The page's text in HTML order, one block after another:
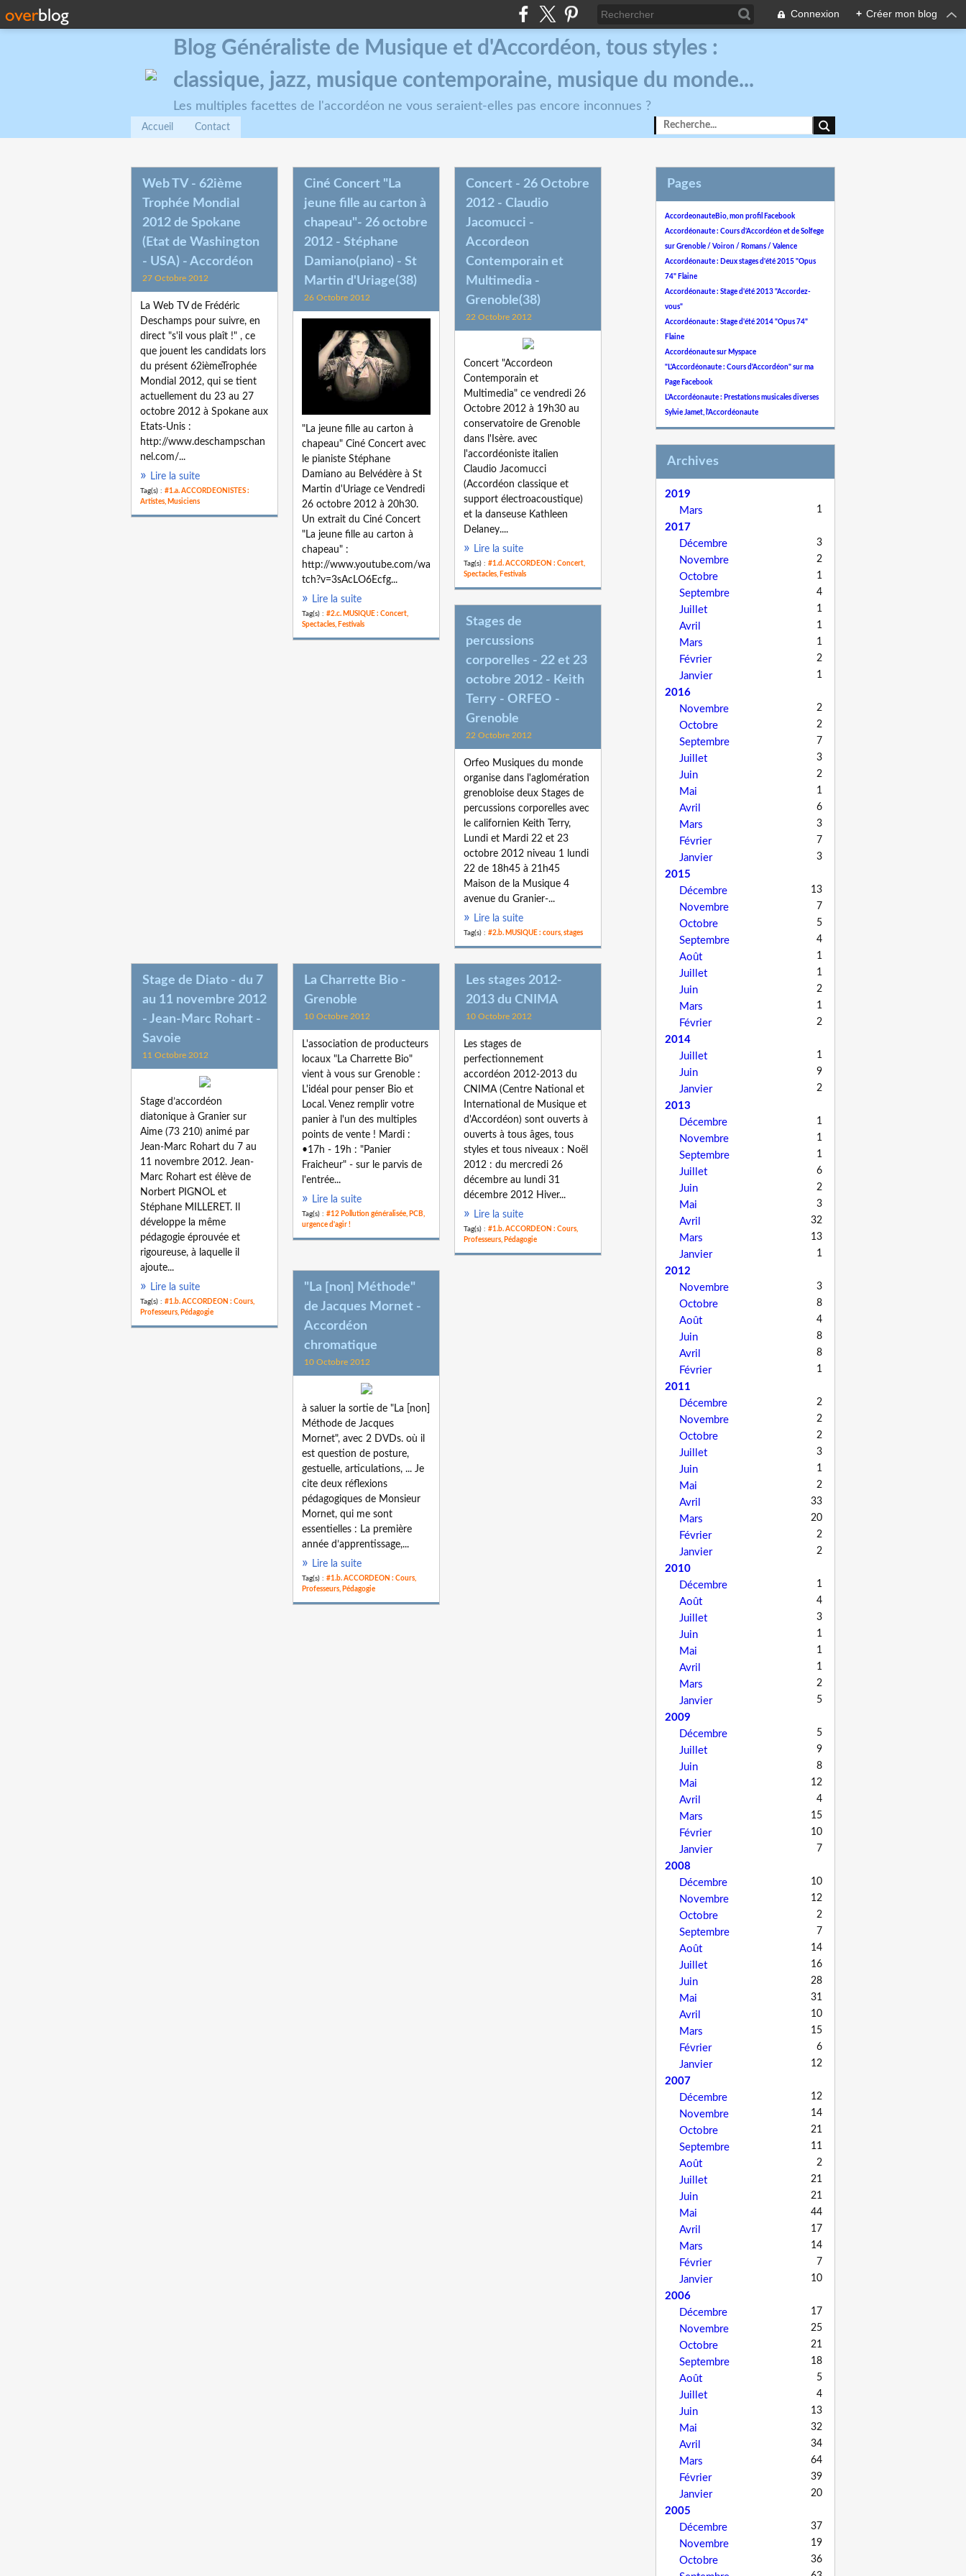
Connexion + Créer mon blog
Blog Généraliste de Musique et d'Accordéon, tous styles :
classique, jazz, musique contemporaine, musique du monde...
Les multiples facettes de l'accordéon ne vous seraient-elles pas encore inconnues ?
Accueil Contact
Web TV - 62ième
Trophée Mondial
2012 de Spokane
(Etat de Washington
- USA) - Accordéon
27 Octobre 2012
La Web TV de Frédéric
Deschamps pour suivre, en
direct "s'il vous plaît !" , ce
que jouent les candidats lors
du présent 62ièmeTrophée
Mondial 2012, qui se tient
actuellement du 23 au 27
octobre 2012 à Spokane aux
Etats-Unis :
http://www.deschampschan
nel.com/...
Lire la suite
Tag(s) : #1.a. ACCORDEONISTES :
Artistes, Musiciens
Ciné Concert "La
jeune fille au carton à
chapeau"- 26 octobre
2012 - Stéphane
Damiano(piano) - St
Martin d'Uriage(38)
26 Octobre 2012
"La jeune fille au carton à
chapeau" Ciné Concert avec
le pianiste Stéphane
Damiano au Belvédère à St
Martin d'Uriage ce Vendredi
26 octobre 2012 à 20h30.
Un extrait du Ciné Concert
"La jeune fille au carton à
chapeau" :
http://www.youtube.com/wa
tch?v=3sAcLO6Ecfg...
Lire la suite
Tag(s) : #2.c. MUSIQUE : Concert,
Spectacles, Festivals
Concert - 26 Octobre
2012 - Claudio
Jacomucci -
Accordeon
Contemporain et
Multimedia -
Grenoble(38)
22 Octobre 2012
Concert "Accordeon
Contemporain et
Multimedia" ce vendredi 26
Octobre 2012 à 19h30 au
conservatoire de Grenoble
dans l'Isère. avec
l'accordéoniste italien
Claudio Jacomucci
(Accordéon classique et
support électroacoustique)
et la danseuse Kathleen
Delaney....
Lire la suite
Tag(s) : #1.d. ACCORDEON : Concert,
Spectacles, Festivals
Stages de
percussions
corporelles - 22 et 23
octobre 2012 - Keith
Terry - ORFEO -
Grenoble
22 Octobre 2012
Orfeo Musiques du monde
organise dans l'aglomération
grenobloise deux Stages de
percussions corporelles avec
le californien Keith Terry,
Lundi et Mardi 22 et 23
octobre 2012 niveau 1 lundi
22 de 18h45 à 21h45
Maison de la Musique 4
avenue du Granier-...
Lire la suite
Tag(s) : #2.b. MUSIQUE : cours, stages
Stage de Diato - du 7
au 11 novembre 2012
- Jean-Marc Rohart -
Savoie
11 Octobre 2012
Stage d’accordéon
diatonique à Granier sur
Aime (73 210) animé par
Jean-Marc Rohart du 7 au
11 novembre 2012. Jean-
Marc Rohart est élève de
Norbert PIGNOL et
Stéphane MILLERET. Il
développe la même
pédagogie éprouvée et
rigoureuse, à laquelle il
ajoute...
Lire la suite
Tag(s) : #1.b. ACCORDEON : Cours,
Professeurs, Pédagogie
La Charrette Bio -
Grenoble
10 Octobre 2012
L'association de producteurs
locaux "La Charrette Bio"
vient à vous sur Grenoble :
L'idéal pour penser Bio et
Local. Venez remplir votre
panier à l'un des multiples
points de vente ! Mardi :
•17h - 19h : "Panier
Fraicheur" - sur le parvis de
l'entrée...
Lire la suite
Tag(s) : #12 Pollution généralisée, PCB,
urgence d'agir !
Les stages 2012-
2013 du CNIMA
10 Octobre 2012
Les stages de
perfectionnement
accordéon 2012-2013 du
CNIMA (Centre National et
International de Musique et
d'Accordéon) sont ouverts à
ouverts à tous âges, tous
styles et tous niveaux : Noël
2012 : du mercredi 26
décembre au lundi 31
décembre 2012 Hiver...
Lire la suite
Tag(s) : #1.b. ACCORDEON : Cours,
Professeurs, Pédagogie
"La [non] Méthode"
de Jacques Mornet -
Accordéon
chromatique
10 Octobre 2012
à saluer la sortie de "La [non]
Méthode de Jacques
Mornet", avec 2 DVDs. où il
est question de posture,
gestuelle, articulations, ... Je
cite deux réflexions
pédagogiques de Monsieur
Mornet, qui me sont
essentielles : La première
année d’apprentissage,...
Lire la suite
Tag(s) : #1.b. ACCORDEON : Cours,
Professeurs, Pédagogie
Pages
AccordeonauteBio, mon profil Facebook
Accordéonaute : Cours d'Accordéon et de Solfege
sur Grenoble / Voiron / Romans / Valence
Accordéonaute : Deux stages d'été 2015 "Opus
74" Flaine
Accordéonaute : Stage d'été 2013 "Accordez-
vous"
Accordéonaute : Stage d'été 2014 "Opus 74"
Flaine
Accordéonaute sur Myspace
"L'Accordéonaute : Cours d'Accordéon" sur ma
Page Facebook
L'Accordéonaute : Prestations musicales diverses
Sylvie Jamet, l'Accordéonaute
Archives
2019
Mars
1
2017
Décembre
3
Novembre 2
Octobre 1
Septembre 4
Juillet 1
Avril 1
Mars 1
Février 2
Janvier 1
2016
Novembre
2
Octobre 2
Septembre 7
Juillet 3
Juin 2
Mai 1
Avril 6
Mars 3
Février 7
Janvier 3
2015
Décembre
13
Novembre 7
Octobre 5
Septembre 4
Août 1
Juillet 1
Juin 2
Mars 1
Février 2
2014
Juillet
1
Juin 9
Janvier 2
2013
Décembre
1
Novembre 1
Septembre 1
Juillet 6
Juin 2
Mai 3
Avril 32
Mars 13
Janvier 1
2012
Novembre
3
Octobre 8
Août 4
Juin 8
Avril 8
Février 1
2011
Décembre
2
Novembre 2
Octobre 2
Juillet 3
Juin 1
Mai 2
Avril 33
Mars 20
Février 2
Janvier 2
2010
Décembre
1
Août 4
Juillet 3
Juin 1
Mai 1
Avril 1
Mars 2
Janvier 5
2009
Décembre
5
Juillet 9
Juin 8
Mai 12
Avril 4
Mars 15
Février 10
Janvier 7
2008
Décembre
10
Novembre 12
Octobre 2
Septembre 7
Août 14
Juillet 16
Juin 28
Mai 31
Avril 10
Mars 15
Février 6
Janvier 12
2007
Décembre
12
Novembre 14
Octobre 21
Septembre 11
Août 2
Juillet 21
Juin 21
Mai 44
Avril 17
Mars 14
Février 7
Janvier 10
2006
Décembre
17
Novembre 25
Octobre 21
Septembre 18
Août 5
Juillet 4
Juin 13
Mai 32
Avril 34
Mars 64
Février 39
Janvier 20
2005
Décembre
37
Novembre 19
Octobre 36